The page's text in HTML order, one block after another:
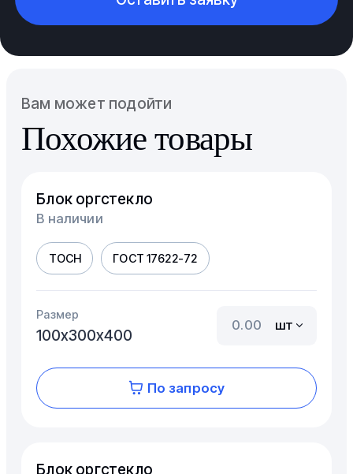
Вам может подойти
Похожие товары
Блок оргстекло
В наличии
ТОСН ГОСТ 17622-72
Размер
100х300х400
шт
По запросу
Блок оргстекло